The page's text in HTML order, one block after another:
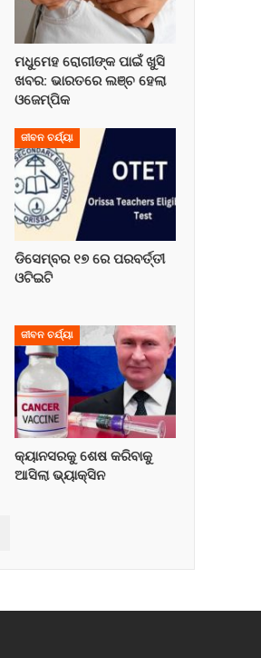
ମଧୁମେହ ରୋଗୀଙ୍କ ପାଇଁ ଖୁସି
ଖବର: ଭାରତରେ ଲଞ୍ଚ ହେଲା
ଓଜେମ୍ପିକ
ଜୀବନ ଚର୍ଯ୍ୟା
ଡିସେମ୍ବର ୧୭ ରେ ପରବର୍ତ୍ତୀ
ଓଟିଇଟି
ଜୀବନ ଚର୍ଯ୍ୟା
କ୍ୟାନସରକୁ ଶେଷ କରିବାକୁ
ଆସିଲା ଭ୍ୟାକ୍ସିନ